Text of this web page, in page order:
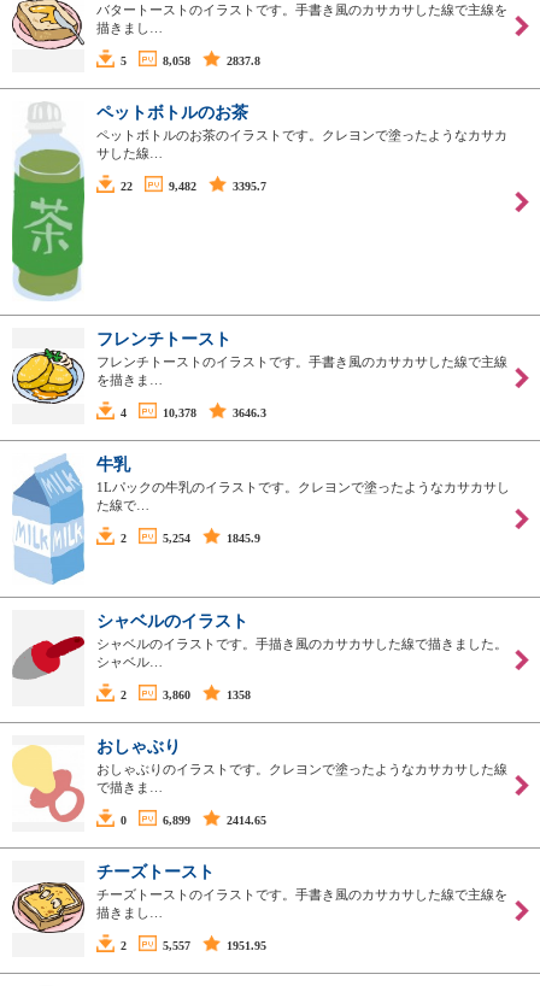
バタートーストのイラストです。手書き風のカサカサした線で主線を
描きまし…
5 8,058 2837.8
ペットボトルのお茶
ペットボトルのお茶のイラストです。クレヨンで塗ったようなカサカ
サした線…
22 9,482 3395.7
フレンチトースト
フレンチトーストのイラストです。手書き風のカサカサした線で主線
を描きま…
4 10,378 3646.3
牛乳
1Lパックの牛乳のイラストです。クレヨンで塗ったようなカサカサし
た線で…
2 5,254 1845.9
シャベルのイラスト
シャベルのイラストです。手描き風のカサカサした線で描きました。
シャベル…
2 3,860 1358
おしゃぶり
おしゃぶりのイラストです。クレヨンで塗ったようなカサカサした線
で描きま…
0 6,899 2414.65
チーズトースト
チーズトーストのイラストです。手書き風のカサカサした線で主線を
描きまし…
2 5,557 1951.95